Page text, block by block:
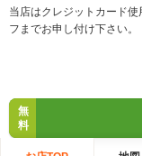
当店はクレジットカード
フまでお申し付け下さい。
無
料